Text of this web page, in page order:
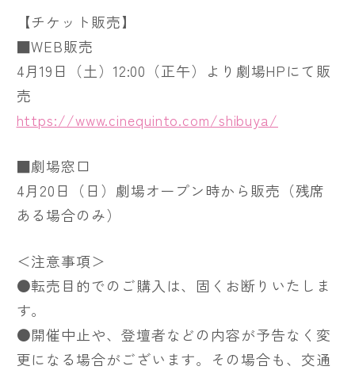
【チケット販売】
■WEB販売
4月19日（土）12:00（正午）より劇場HPにて販
売
https://www.cinequinto.com/shibuya/
■劇場窓口
4月20日（日）劇場オープン時から販売（残席
ある場合のみ）
＜注意事項＞
●転売目的でのご購入は、固くお断りいたしま
す。
●開催中止や、登壇者などの内容が予告なく変
更になる場合がございます。その場合も、交通